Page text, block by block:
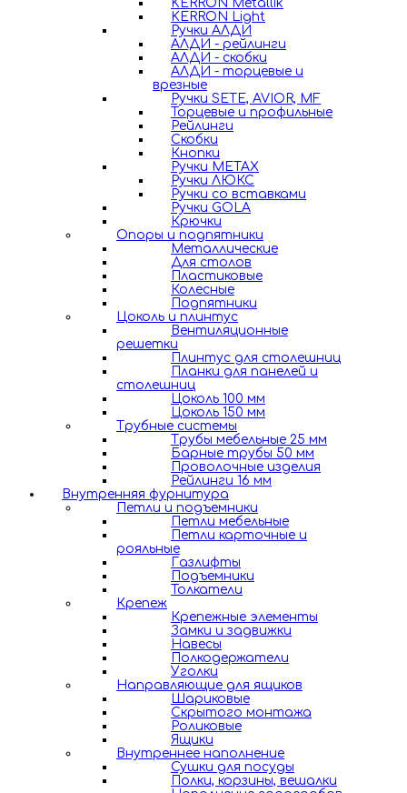
KERRON Metallik
KERRON Light
Ручки АЛДИ
АЛДИ - рейлинги
АЛДИ - скобки
АЛДИ - торцевые и
врезные
Ручки SETE, AVIOR, MF
Торцевые и профильные
Рейлинги
Скобки
Кнопки
Ручки METAX
Ручки ЛЮКС
Ручки со вставками
Ручки GOLA
Крючки
Опоры и подпятники
Металлические
Для столов
Пластиковые
Колесные
Подпятники
Цоколь и плинтус
Вентиляционные
решетки
Плинтус для столешниц
Планки для панелей и
столешниц
Цоколь 100 мм
Цоколь 150 мм
Трубные системы
Трубы мебельные 25 мм
Барные трубы 50 мм
Проволочные изделия
Рейлинги 16 мм
Внутренняя фурнитура
Петли и подъемники
Петли мебельные
Петли карточные и
рояльные
Газлифты
Подъемники
Толкатели
Крепеж
Крепежные элементы
Замки и задвижки
Навесы
Полкодержатели
Уголки
Направляющие для ящиков
Шариковые
Скрытого монтажа
Роликовые
Ящики
Внутреннее наполнение
Сушки для посуды
Полки, корзины, вешалки